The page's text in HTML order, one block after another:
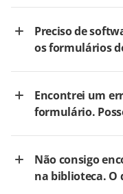
Preciso de
os formulários
Encontrei um
formulário.
Não consigo
na biblioteca. O